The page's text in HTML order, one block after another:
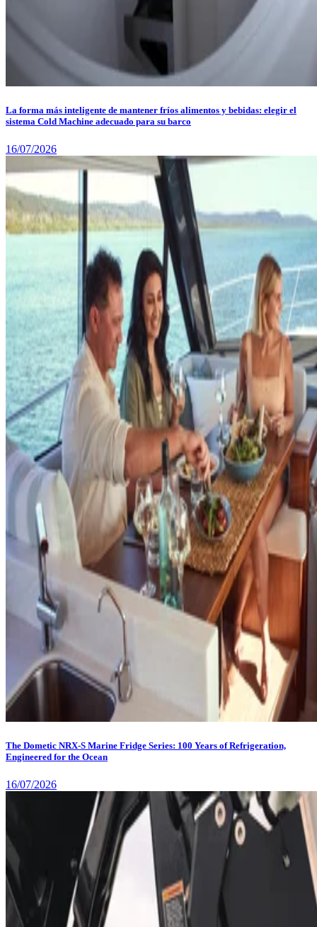
La forma más inteligente de mantener fríos alimentos y bebidas: elegir el
sistema Cold Machine adecuado para su barco
16/07/2026
The Dometic NRX-S Marine Fridge Series: 100 Years of Refrigeration,
Engineered for the Ocean
16/07/2026